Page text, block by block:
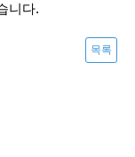
니다.
목록